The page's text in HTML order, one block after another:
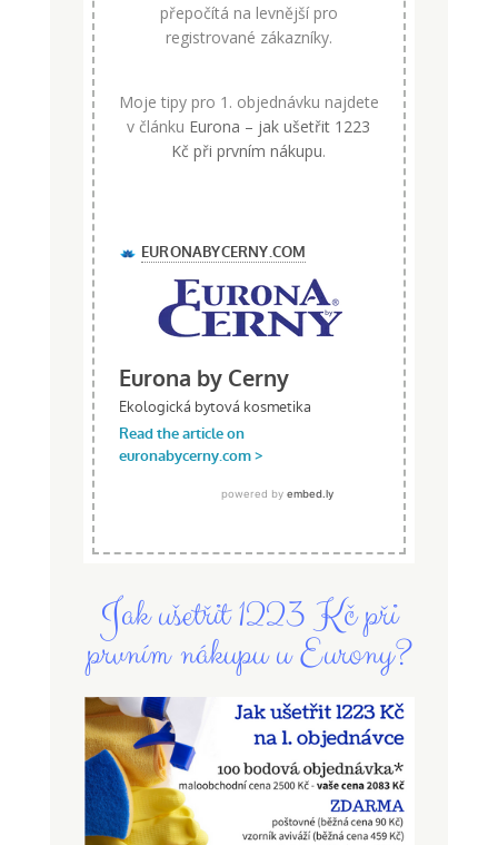
přepočítá na levnější pro
registrované zákazníky.
Moje tipy pro 1. objednávku najdete
v článku Eurona – jak ušetřit 1223
Kč při prvním nákupu.
Jak ušetřit 1223 Kč při
prvním nákupu u Eurony?